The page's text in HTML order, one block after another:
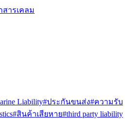
สารเคลม
Liability#ประกันขนส่ง#ความรับ
#สินค้าเสียหาย#third party liability